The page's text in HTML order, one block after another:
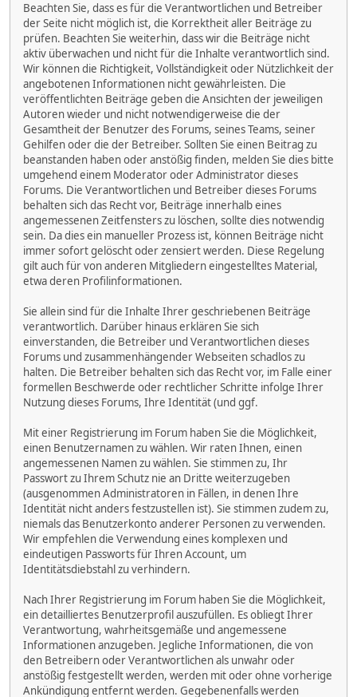
Beachten Sie, dass es für die Verantwortlichen und Betreiber
der Seite nicht möglich ist, die Korrektheit aller Beiträge zu
prüfen. Beachten Sie weiterhin, dass wir die Beiträge nicht
aktiv überwachen und nicht für die Inhalte verantwortlich sind.
Wir können die Richtigkeit, Vollständigkeit oder Nützlichkeit der
angebotenen Informationen nicht gewährleisten. Die
veröffentlichten Beiträge geben die Ansichten der jeweiligen
Autoren wieder und nicht notwendigerweise die der
Gesamtheit der Benutzer des Forums, seines Teams, seiner
Gehilfen oder die der Betreiber. Sollten Sie einen Beitrag zu
beanstanden haben oder anstößig finden, melden Sie dies bitte
umgehend einem Moderator oder Administrator dieses
Forums. Die Verantwortlichen und Betreiber dieses Forums
behalten sich das Recht vor, Beiträge innerhalb eines
angemessenen Zeitfensters zu löschen, sollte dies notwendig
sein. Da dies ein manueller Prozess ist, können Beiträge nicht
immer sofort gelöscht oder zensiert werden. Diese Regelung
gilt auch für von anderen Mitgliedern eingestelltes Material,
etwa deren Profilinformationen.
Sie allein sind für die Inhalte Ihrer geschriebenen Beiträge
verantwortlich. Darüber hinaus erklären Sie sich
einverstanden, die Betreiber und Verantwortlichen dieses
Forums und zusammenhängender Webseiten schadlos zu
halten. Die Betreiber behalten sich das Recht vor, im Falle einer
formellen Beschwerde oder rechtlicher Schritte infolge Ihrer
Nutzung dieses Forums, Ihre Identität (und ggf.
Mit einer Registrierung im Forum haben Sie die Möglichkeit,
einen Benutzernamen zu wählen. Wir raten Ihnen, einen
angemessenen Namen zu wählen. Sie stimmen zu, Ihr
Passwort zu Ihrem Schutz nie an Dritte weiterzugeben
(ausgenommen Administratoren in Fällen, in denen Ihre
Identität nicht anders festzustellen ist). Sie stimmen zudem zu,
niemals das Benutzerkonto anderer Personen zu verwenden.
Wir empfehlen die Verwendung eines komplexen und
eindeutigen Passworts für Ihren Account, um
Identitätsdiebstahl zu verhindern.
Nach Ihrer Registrierung im Forum haben Sie die Möglichkeit,
ein detailliertes Benutzerprofil auszufüllen. Es obliegt Ihrer
Verantwortung, wahrheitsgemäße und angemessene
Informationen anzugeben. Jegliche Informationen, die von
den Betreibern oder Verantwortlichen als unwahr oder
anstößig festgestellt werden, werden mit oder ohne vorherige
Ankündigung entfernt werden. Gegebenenfalls werden